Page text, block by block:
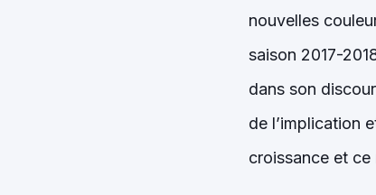
nouvelles
saison 2017-
dans son
de l’implication
croissance et ce